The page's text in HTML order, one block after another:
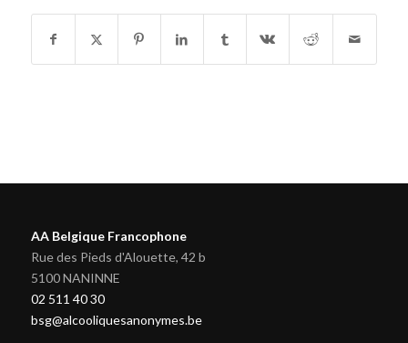
AA Belgique Francophone
Rue des Pieds d'Alouette, 42 b
5100 NANINNE
02 511 40 30
bsg@alcooliquesanonymes.be